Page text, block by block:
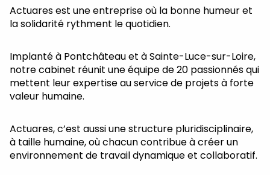
Actuares est une entreprise où la bonne humeur et
la solidarité rythment le quotidien.
Implanté à Pontchâteau et à Sainte-Luce-sur-Loire,
notre cabinet réunit une équipe de 20 passionnés qui
mettent leur expertise au service de projets à forte
valeur humaine.
Actuares, c’est aussi une structure pluridisciplinaire,
à taille humaine, où chacun contribue à créer un
environnement de travail dynamique et collaboratif.